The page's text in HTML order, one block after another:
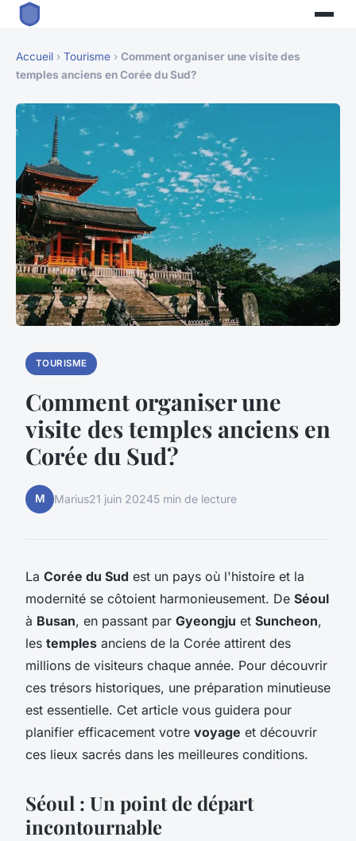
Accueil › Tourisme › Comment organiser une visite des
temples anciens en Corée du Sud?
TOURISME
Comment organiser une
visite des temples anciens en
Corée du Sud?
M Marius21 juin 20245 min de lecture
La Corée du Sud est un pays où l'histoire et la
modernité se côtoient harmonieusement. De Séoul
à Busan, en passant par Gyeongju et Suncheon,
les temples anciens de la Corée attirent des
millions de visiteurs chaque année. Pour découvrir
ces trésors historiques, une préparation minutieuse
est essentielle. Cet article vous guidera pour
planifier efficacement votre voyage et découvrir
ces lieux sacrés dans les meilleures conditions.
Séoul : Un point de départ
incontournable